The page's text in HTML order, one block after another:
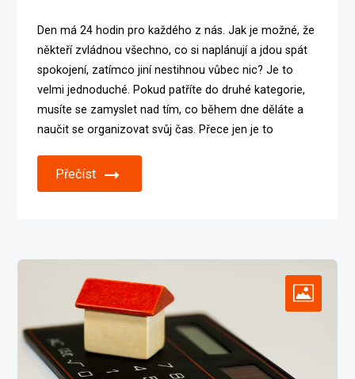
Den má 24 hodin pro každého z nás. Jak je možné, že
někteří zvládnou všechno, co si naplánují a jdou spát
spokojení, zatímco jiní nestihnou vůbec nic? Je to
velmi jednoduché. Pokud patříte do druhé kategorie,
musíte se zamyslet nad tím, co během dne děláte a
naučit se organizovat svůj čas. Přece jen je to
Přečíst